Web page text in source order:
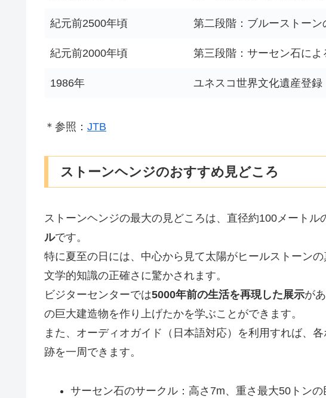
紀元前2500年頃 第二段階：ブルーストーン
紀元前2000年頃 第三段階：サーセン石によ
1986年 ユネスコ世界文化遺産登録
＊参照： JTB
ストーンヘンジのおすすめ見どころ
ストーンヘンジの最大の見どころは、直径約100メートル
ルです。
特に夏至の日には、中心から見て太陽がヒールストーン
文学的知識の正確さに驚かされます。
ビジターセンターでは5000年前の生活を再現した展示が
の巨大建造物を作り上げたかを学ぶことができます。
また、オーディオガイド（日本語対応）を利用すれば、
跡を一周できます。
サーセン石のサークル：高さ7m、重さ最大50トンの